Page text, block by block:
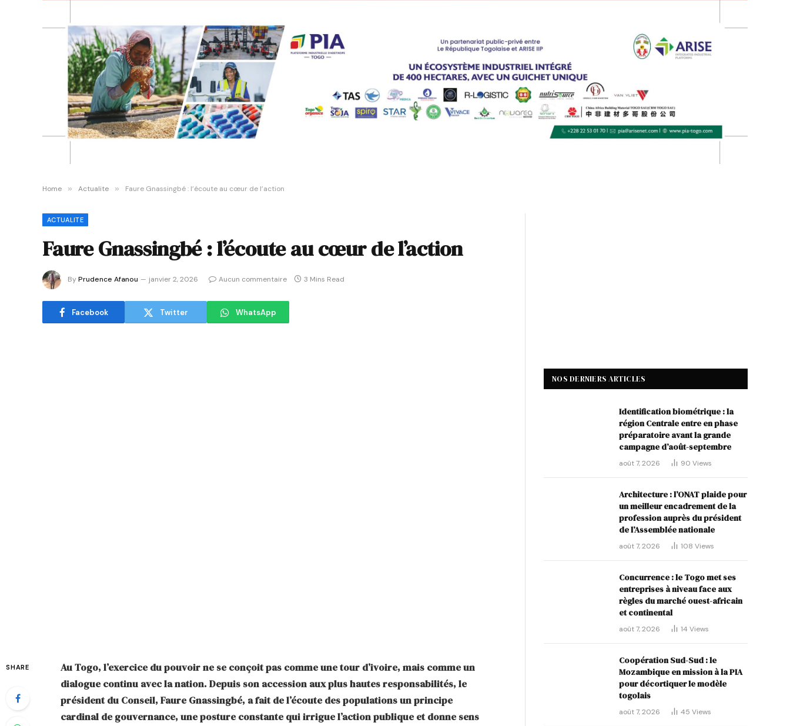
Home » Actualite » Faure Gnassingbé : l’écoute au cœur de l’action
ACTUALITE
Faure Gnassingbé : l’écoute au cœur de l’action
ByPrudence Afanou janvier 2, 2026 Aucun commentaire 3 Mins Read
Facebook Twitter WhatsApp
SHARE
Au Togo, l’exercice du pouvoir ne se conçoit pas comme une tour d’ivoire, mais comme un
dialogue continu avec la nation. Depuis son accession aux plus hautes responsabilités, le
président du Conseil, Faure Gnassingbé, a fait de l’écoute des populations un principe
cardinal de gouvernance, une posture constante qui irrigue l’action publique et donne sens
NOS DERNIERS ARTICLES
Identification biométrique : la
région Centrale entre en phase
préparatoire avant la grande
campagne d’août-septembre
août 7, 2026 90 Views
Architecture : l’ONAT plaide pour
un meilleur encadrement de la
profession auprès du président
de l’Assemblée nationale
août 7, 2026 108 Views
Concurrence : le Togo met ses
entreprises à niveau face aux
règles du marché ouest-africain
et continental
août 7, 2026 14 Views
Coopération Sud-Sud : le
Mozambique en mission à la PIA
pour décortiquer le modèle
togolais
août 7, 2026 45 Views